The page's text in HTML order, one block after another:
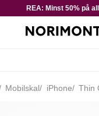
REA: Minst 50% på
Mobilskal iPhone Thin